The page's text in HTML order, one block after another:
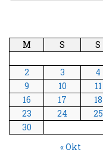
M
S S
2
3 4
9
10 11
16
17 18
23
24 25
30
« Okt